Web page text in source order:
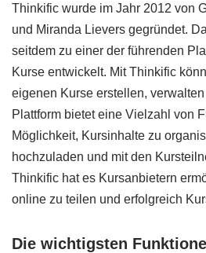
Thinkific wurde im Jahr 2012 von
und Miranda Lievers gegründet.
seitdem zu einer der führenden
Kurse entwickelt. Mit Thinkific
eigenen Kurse erstellen,
Plattform bietet eine Vielzahl von
Möglichkeit, Kursinhalte zu
hochzuladen und mit den
Thinkific hat es Kursanbietern
online zu teilen und erfolgreich
Die wichtigsten